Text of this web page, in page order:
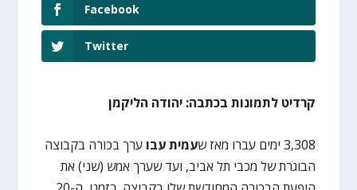
Facebook
Twitter
קרדיט לתמונות בכתבה: יהודה הליקמן
3,308 ימים עברו מאז ש עמית עבו ערך בכורה בקבוצה
הבוגרת של מכבי תל אביב, ועד שערך אמש (שני) את